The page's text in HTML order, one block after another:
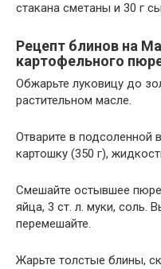
стакана сметаны и 30 г
Рецепт блинов на
картофельного
Обжарьте луковицу до
растительном масле.
Отварите в подсоленной
картошку (350 г),
Смешайте остывшее
яйца, 3 ст. л. муки, соль.
перемешайте.
Жарьте толстые блины,